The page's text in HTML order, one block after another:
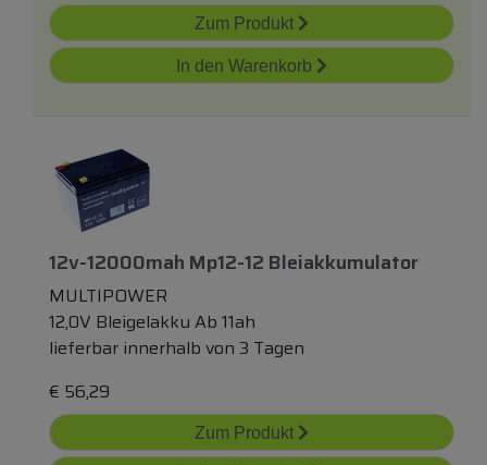
Zum Produkt
In den Warenkorb
12v-12000mah Mp12-12 Bleiakkumulator
MULTIPOWER
12,0V Bleigelakku Ab 11ah
lieferbar innerhalb von 3 Tagen
€ 56,29
Zum Produkt